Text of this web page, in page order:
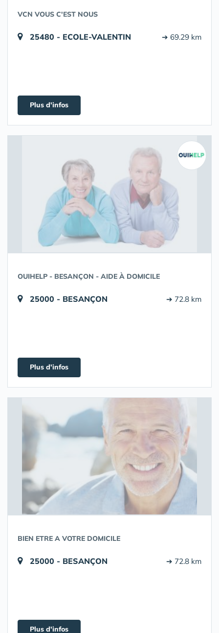
VCN VOUS C'EST NOUS
25480 - ECOLE-VALENTIN ➔ 69.29 km
Plus d'infos
OUIHELP - BESANÇON - AIDE À DOMICILE
25000 - BESANÇON ➔ 72.8 km
Plus d'infos
BIEN ETRE A VOTRE DOMICILE
25000 - BESANÇON ➔ 72.8 km
Plus d'infos